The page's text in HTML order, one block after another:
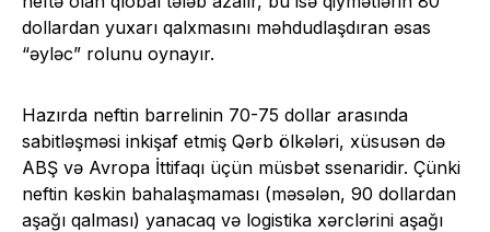
dollardan yuxarı qalxmasını məhdudlaşdıran əsas
“əyləc” rolunu oynayır.
Hazırda neftin barrelinin 70-75 dollar arasında
sabitləşməsi inkişaf etmiş Qərb ölkələri, xüsusən də
ABŞ və Avropa İttifaqı üçün müsbət ssenaridir. Çünki
neftin kəskin bahalaşmaması (məsələn, 90 dollardan
aşağı qalması) yanacaq və logistika xərclərini aşağı